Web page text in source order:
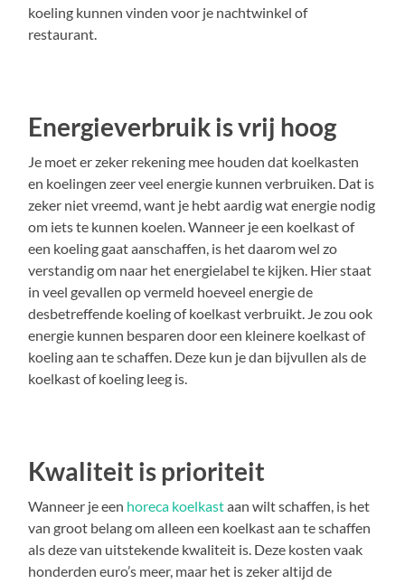
koeling kunnen vinden voor je nachtwinkel of
restaurant.
Energieverbruik is vrij hoog
Je moet er zeker rekening mee houden dat koelkasten
en koelingen zeer veel energie kunnen verbruiken. Dat is
zeker niet vreemd, want je hebt aardig wat energie nodig
om iets te kunnen koelen. Wanneer je een koelkast of
een koeling gaat aanschaffen, is het daarom wel zo
verstandig om naar het energielabel te kijken. Hier staat
in veel gevallen op vermeld hoeveel energie de
desbetreffende koeling of koelkast verbruikt. Je zou ook
energie kunnen besparen door een kleinere koelkast of
koeling aan te schaffen. Deze kun je dan bijvullen als de
koelkast of koeling leeg is.
Kwaliteit is prioriteit
Wanneer je een horeca koelkastaan wilt schaffen, is het
van groot belang om alleen een koelkast aan te schaffen
als deze van uitstekende kwaliteit is. Deze kosten vaak
honderden euro’s meer, maar het is zeker altijd de